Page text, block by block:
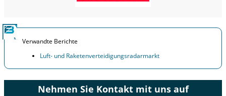
Verwandte Berichte
Luft- und Raketenverteidigungsradarmarkt
Nehmen Sie Kontakt mit uns auf